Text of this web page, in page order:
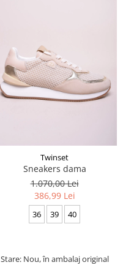
Twinset
Sneakers dama
1.070,00 Lei
386,99 Lei
36 39 40
Stare: Nou, în ambalaj original